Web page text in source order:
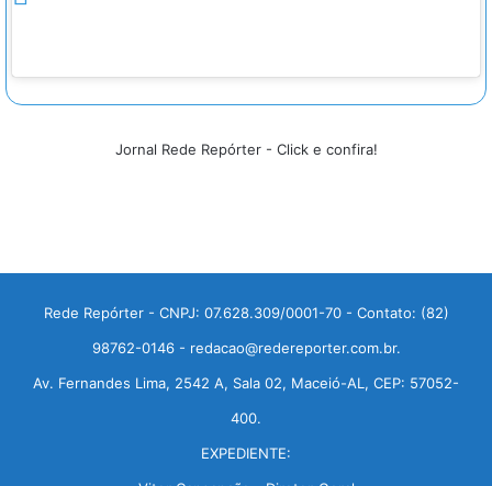
Jornal Rede Repórter - Click e confira!
Rede Repórter - CNPJ: 07.628.309/0001-70 - Contato: (82)
98762-0146 - redacao@redereporter.com.br.
Av. Fernandes Lima, 2542 A, Sala 02, Maceió-AL, CEP: 57052-
400.
EXPEDIENTE: